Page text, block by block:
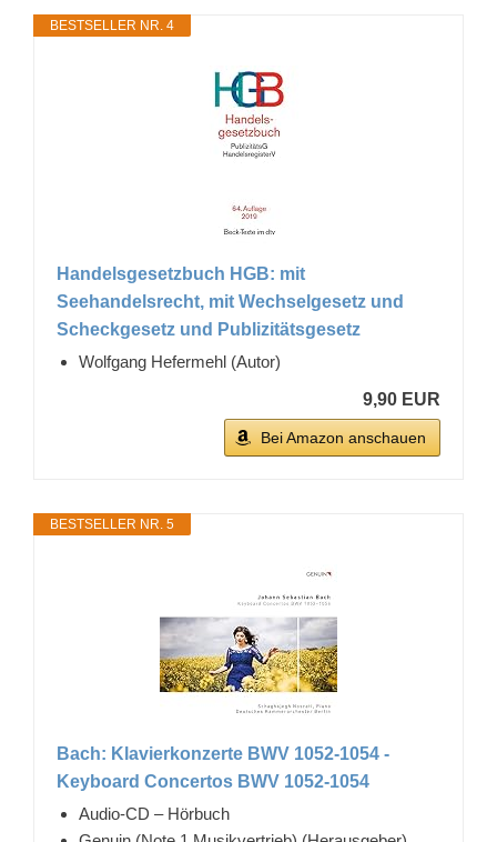
BESTSELLER NR. 4
Handelsgesetzbuch HGB: mit
Seehandelsrecht, mit Wechselgesetz und
Scheckgesetz und Publizitätsgesetz
Wolfgang Hefermehl (Autor)
9,90 EUR
Bei Amazon anschauen
BESTSELLER NR. 5
Bach: Klavierkonzerte BWV 1052-1054 -
Keyboard Concertos BWV 1052-1054
Audio-CD – Hörbuch